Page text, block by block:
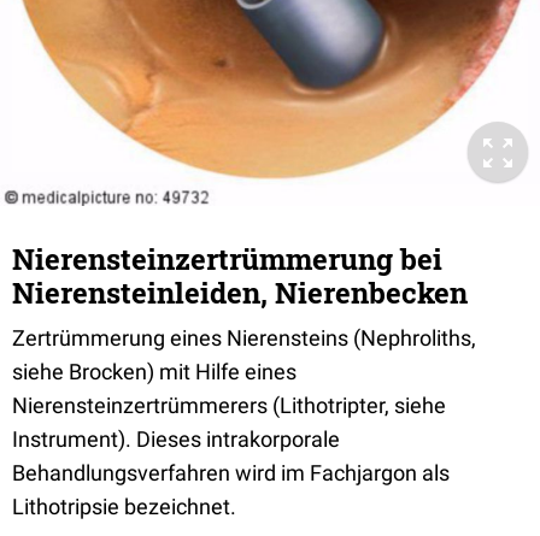
Nierensteinzertrümmerung bei
Nierensteinleiden, Nierenbecken
Zertrümmerung eines Nierensteins (Nephroliths,
siehe Brocken) mit Hilfe eines
Nierensteinzertrümmerers (Lithotripter, siehe
Instrument). Dieses intrakorporale
Behandlungsverfahren wird im Fachjargon als
Lithotripsie bezeichnet.